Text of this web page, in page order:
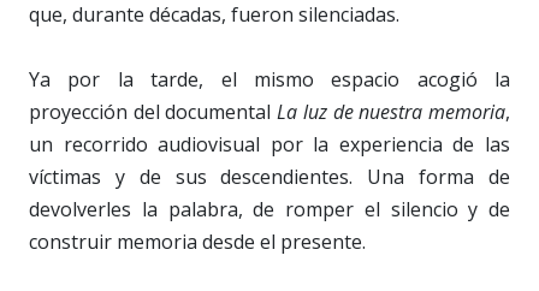
que, durante décadas, fueron silenciadas.
Ya por la tarde, el mismo espacio acogió la
proyección del documentalLa luz de nuestra memoria,
un recorrido audiovisual por la experiencia de las
víctimas y de sus descendientes. Una forma de
devolverles la palabra, de romper el silencio y de
construir memoria desde el presente.